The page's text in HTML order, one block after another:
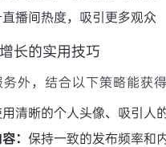
播间热度，吸引更多观众
长的实用技巧
外，结合以下策略能获得
清晰的个人头像、吸引人
： 保持一致的发布频率和